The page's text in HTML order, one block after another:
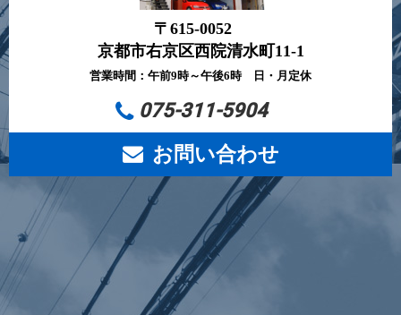
〒615-0052
京都市右京区西院清水町11-1
営業時間：午前9時～午後6時 日・月定休
075-311-5904
お問い合わせ